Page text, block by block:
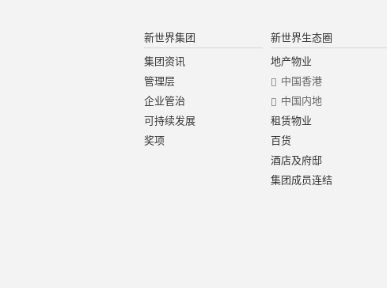
新世界集团
集团资讯
管理层
企业管治
可持续发展
奖项
新世界生态圈
地产物业
中国香港
中国内地
租赁物业
百货
酒店及府邸
集团成员连结